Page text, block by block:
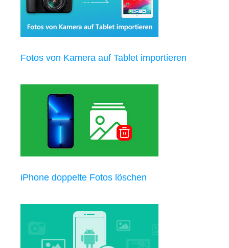
Fotos von Kamera auf Tablet importieren
iPhone doppelte Fotos löschen